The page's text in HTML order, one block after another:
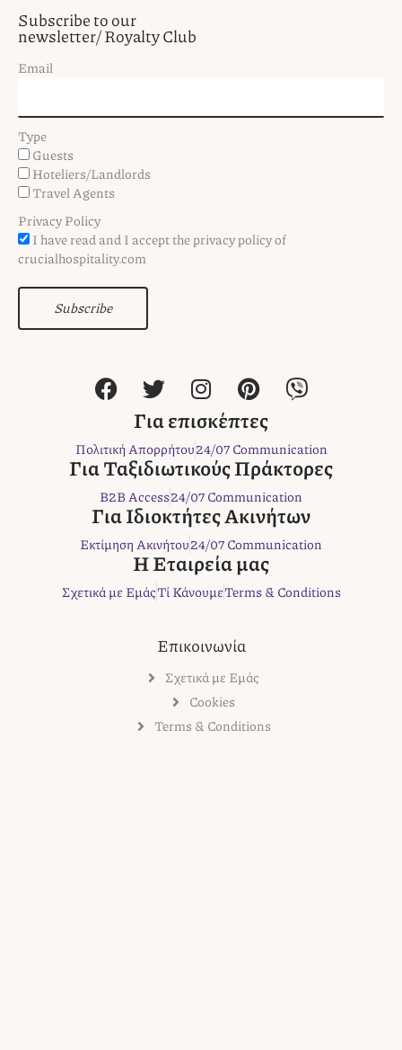
Subscribe to our
newsletter/ Royalty Club
Email
Type
Guests
Hoteliers/Landlords
Travel Agents
Privacy Policy
I have read and I accept the privacy policy of
crucialhospitality.com
Subscribe
F
a
e
b
o
o
k
T
w
i
t
t
e
r
I
n
s
t
a
g
r
a
m
P
i
n
t
e
r
e
s
t
V
i
e
r
Για επισκέπτες
Πολιτική Απορρήτου24/07 Communication
Για Ταξιδιωτικούς Πράκτορες
B2B Access24/07 Communication
Για Ιδιοκτήτες Ακινήτων
Εκτίμηση Ακινήτου24/07 Communication
Η Εταιρεία μας
Σχετικά με ΕμάςΤί ΚάνουμεTerms & Conditions
Επικοινωνία
Σχετικά με Εμάς
Cookies
Terms & Conditions